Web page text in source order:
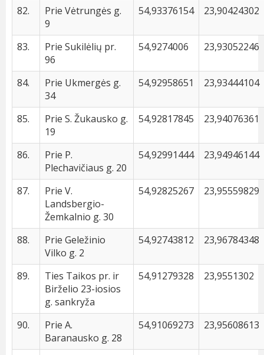
82.
Prie Vėtrungės g.
9
54,93376154 23,90424302
83.
Prie Sukilėlių pr.
96
54,9274006 23,93052246
84.
Prie Ukmergės g.
34
54,92958651 23,93444104
85.
Prie S. Žukausko g.
19
54,92817845 23,94076361
86.
Prie P.
Plechavičiaus g. 20
54,92991444 23,94946144
87.
Prie V.
Landsbergio-
Žemkalnio g. 30
54,92825267 23,95559829
88.
Prie Geležinio
Vilko g. 2
54,92743812 23,96784348
89.
Ties Taikos pr. ir
Birželio 23-iosios
g. sankryža
54,91279328 23,9551302
90.
Prie A.
Baranausko g. 28
54,91069273 23,95608613